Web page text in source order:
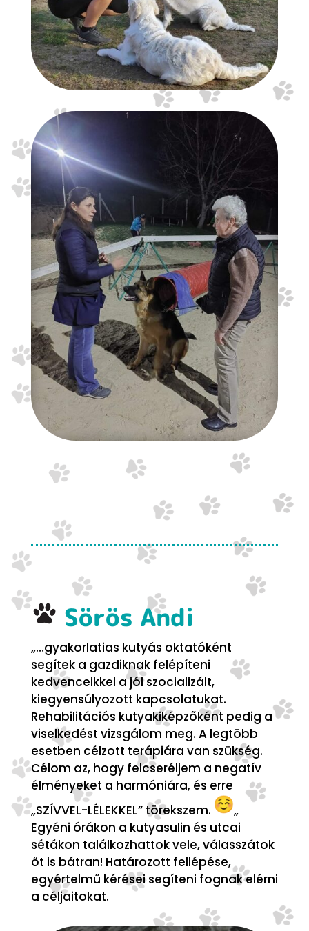
Sörös Andi
„…gyakorlatias kutyás oktatóként
segítek a gazdiknak felépíteni
kedvenceikkel a jól szocializált,
kiegyensúlyozott kapcsolatukat.
Rehabilitációs kutyakiképzőként pedig a
viselkedést vizsgálom meg. A legtöbb
esetben célzott terápiára van szükség.
Célom az, hogy felcseréljem a negatív
élményeket a harmóniára, és erre
„SZÍVVEL-LÉLEKKEL” törekszem.
„
Egyéni órákon a kutyasulin és utcai
sétákon találkozhattok vele, válasszátok
őt is bátran! Határozott fellépése,
egyértelmű kérései segíteni fognak elérni
a céljaitokat.